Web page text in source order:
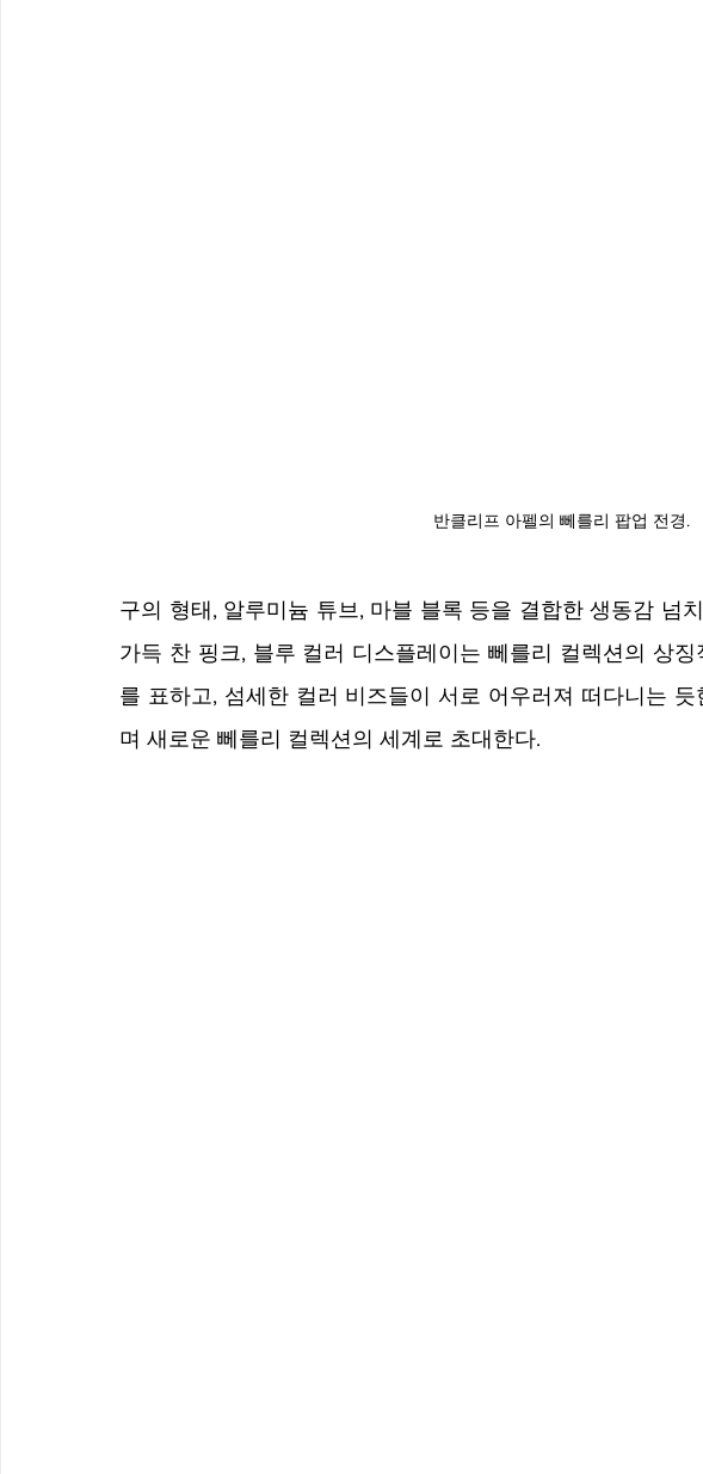
반클리프 아펠의 뻬를리 팝업 전경.
구의 형태, 알루미늄 튜브, 마블 블록 등을 결합한 생동감 넘
가득 찬 핑크, 블루 컬러 디스플레이는 뻬를리 컬렉션의 상
를 표하고, 섬세한 컬러 비즈들이 서로 어우러져 떠다니는
며 새로운 뻬를리 컬렉션의 세계로 초대한다.